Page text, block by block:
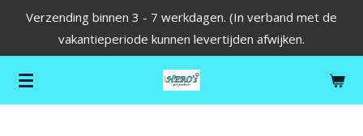
de
hoofdinhoud
Verzending binnen 3 - 7 werkdagen. (In verband met de
vakantieperiode kunnen levertijden afwijken.